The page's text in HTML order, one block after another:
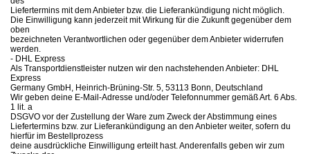
Liefertermins mit dem Anbieter bzw. die Lieferankündigung nicht möglich.
Die Einwilligung kann jederzeit mit Wirkung für die Zukunft gegenüber dem
oben
bezeichneten Verantwortlichen oder gegenüber dem Anbieter widerrufen
werden.
- DHL Express
Als Transportdienstleister nutzen wir den nachstehenden Anbieter: DHL
Express
Germany GmbH, Heinrich-Brüning-Str. 5, 53113 Bonn, Deutschland
Wir geben deine E-Mail-Adresse und/oder Telefonnummer gemäß Art. 6 Abs.
1 lit. a
DSGVO vor der Zustellung der Ware zum Zweck der Abstimmung eines
Liefertermins bzw. zur Lieferankündigung an den Anbieter weiter, sofern du
hierfür im Bestellprozess
deine ausdrückliche Einwilligung erteilt hast. Anderenfalls geben wir zum